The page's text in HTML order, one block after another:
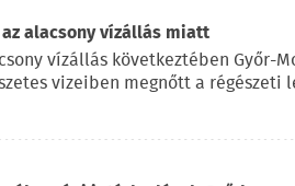
alacsony vízállás miatt
vízállás következtében Győr-
vizeiben megnőtt a régészeti